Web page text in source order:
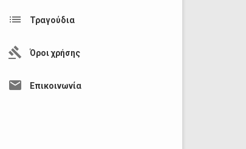
list Τραγούδια
gavel Όροι χρήσης
mail Επικοινωνία